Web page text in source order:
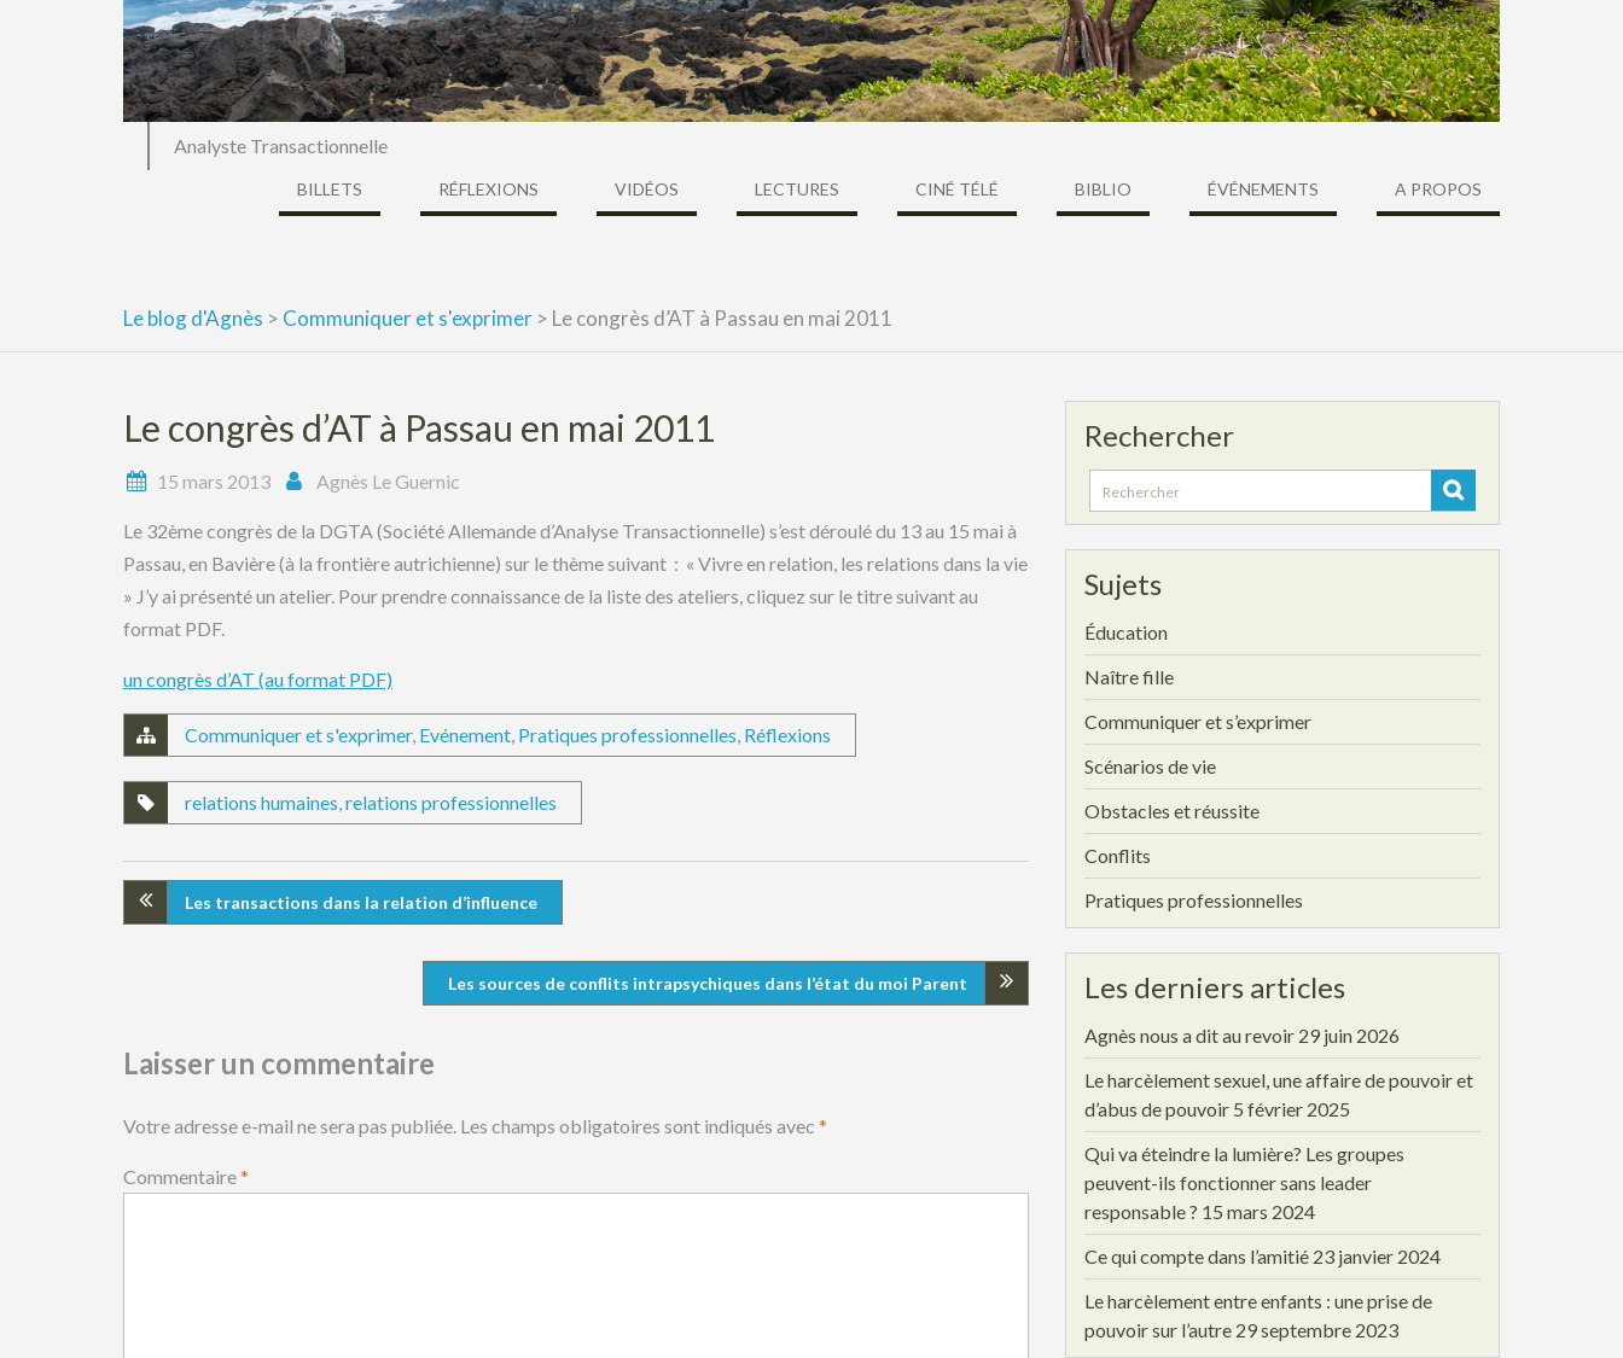
Analyste Transactionnelle
BILLETS RÉFLEXIONS VIDÉOS LECTURES CINÉ TÉLÉ BIBLIO ÉVÉNEMENTS A PROPOS
Le blog d'Agnès > Communiquer et s'exprimer > Le congrès d’AT à Passau en mai 2011
Le congrès d’AT à Passau en mai 2011
15 mars 2013 Agnès Le Guernic
Le 32ème congrès de la DGTA (Société Allemande d’Analyse Transactionnelle) s’est déroulé du 13 au 15 mai à
Passau, en Bavière (à la frontière autrichienne) sur le thème suivant : « Vivre en relation, les relations dans la vie
» J’y ai présenté un atelier. Pour prendre connaissance de la liste des ateliers, cliquez sur le titre suivant au
format PDF.
un congrès d’AT (au format PDF)
Communiquer et s'exprimer, Evénement, Pratiques professionnelles, Réflexions
relations humaines,relations professionnelles
Les transactions dans la relation d’influence
Les sources de conflits intrapsychiques dans l’état du moi Parent
Laisser un commentaire
Votre adresse e-mail ne sera pas publiée. Les champs obligatoires sont indiqués avec *
Commentaire*
Rechercher
Search
for:
Sujets
Éducation
Naître fille
Communiquer et s’exprimer
Scénarios de vie
Obstacles et réussite
Conflits
Pratiques professionnelles
Les derniers articles
Agnès nous a dit au revoir 29 juin 2026
Le harcèlement sexuel, une affaire de pouvoir et
d’abus de pouvoir 5 février 2025
Qui va éteindre la lumière? Les groupes
peuvent-ils fonctionner sans leader
responsable ? 15 mars 2024
Ce qui compte dans l’amitié 23 janvier 2024
Le harcèlement entre enfants : une prise de
pouvoir sur l’autre 29 septembre 2023